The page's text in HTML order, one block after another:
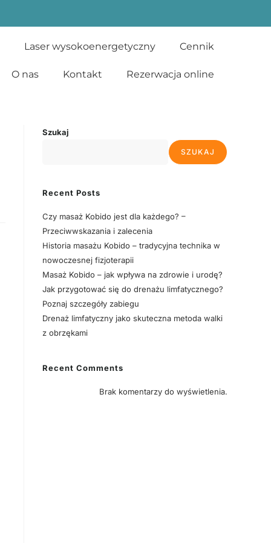
Laser wysokoenergetyczny Cennik
O nas Kontakt Rezerwacja online
Szukaj
SZUKAJ
Recent Posts
Czy masaż Kobido jest dla każdego? –
Przeciwwskazania i zalecenia
Historia masażu Kobido – tradycyjna technika w
nowoczesnej fizjoterapii
Masaż Kobido – jak wpływa na zdrowie i urodę?
Jak przygotować się do drenażu limfatycznego?
Poznaj szczegóły zabiegu
Drenaż limfatyczny jako skuteczna metoda walki
z obrzękami
Recent Comments
Brak komentarzy do wyświetlenia.